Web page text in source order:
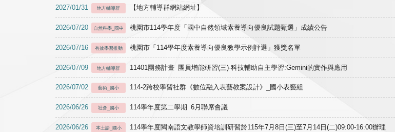
2027/01/31 地方輔導群 【地方輔導群網站網址】
2026/07/20 自然科學_國中 桃園市114學年度「國中自然領域素養導向優良試題甄選」成績公告
2026/07/16 有效學習推動 桃園市「114學年度素養導向優良教學示例評選」獲獎名單
2026/07/09 地方輔導群 11401團務計畫 團員增能研習(三)-科技輔助自主學習:Gemini的實作與應用
2026/07/02 藝術_國小 114-2跨校學習社群《數位融入表藝教案設計》_國小表藝組
2026/06/26 社會_國小 114學年度第二學期 6月聯席會議
2026/06/26 本土語_國小 114學年度閩南語文教學師資培訓研習於115年7月8日(三)至7月14日(二)09:00-16:00辦理